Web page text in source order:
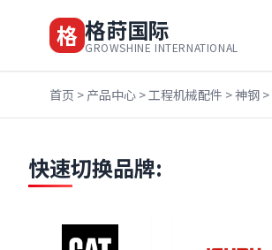
格 格莳国际
GROWSHINE INTERNATIONAL
首页 > 产品中心 >工程机械配件 >神钢 >
快速切换品牌: